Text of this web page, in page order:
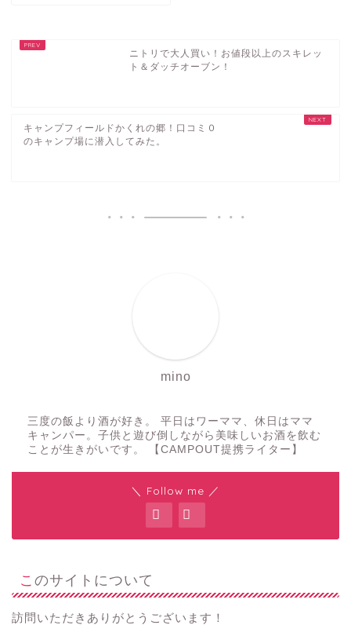
ニトリで大人買い！お値段以上のスキレッ
ト＆ダッチオーブン！
キャンプフィールドかくれの郷！口コミ０
のキャンプ場に潜入してみた。
mino
三度の飯より酒が好き。 平日はワーママ、休日はママ
キャンパー。子供と遊び倒しながら美味しいお酒を飲む
ことが生きがいです。 【CAMPOUT提携ライター】
＼ Follow me ／
このサイトについて
訪問いただきありがとうございます！